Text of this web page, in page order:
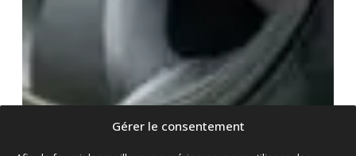
Gérer le consentement